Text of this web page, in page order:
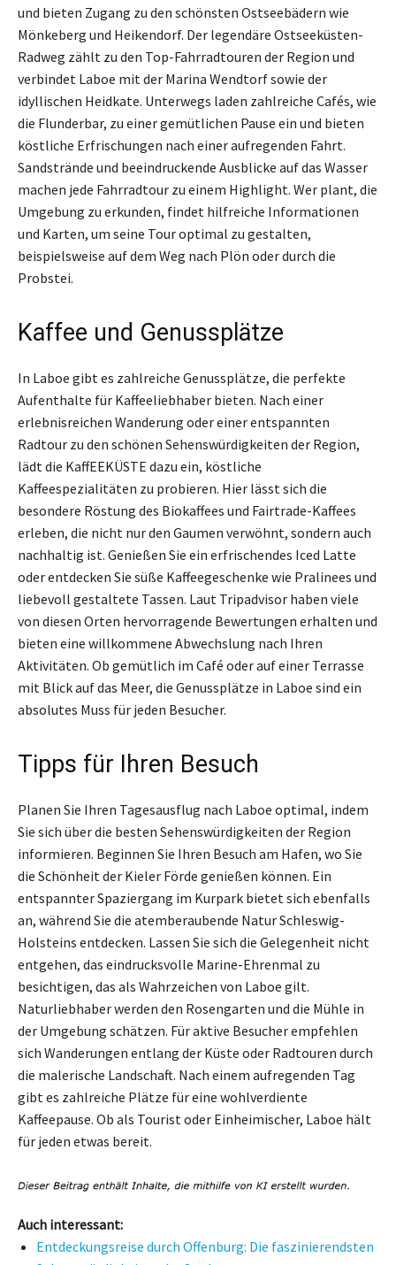
und bieten Zugang zu den schönsten Ostseebädern wie
Mönkeberg und Heikendorf. Der legendäre Ostseeküsten-
Radweg zählt zu den Top-Fahrradtouren der Region und
verbindet Laboe mit der Marina Wendtorf sowie der
idyllischen Heidkate. Unterwegs laden zahlreiche Cafés, wie
die Flunderbar, zu einer gemütlichen Pause ein und bieten
köstliche Erfrischungen nach einer aufregenden Fahrt.
Sandstrände und beeindruckende Ausblicke auf das Wasser
machen jede Fahrradtour zu einem Highlight. Wer plant, die
Umgebung zu erkunden, findet hilfreiche Informationen
und Karten, um seine Tour optimal zu gestalten,
beispielsweise auf dem Weg nach Plön oder durch die
Probstei.
Kaffee und Genussplätze
In Laboe gibt es zahlreiche Genussplätze, die perfekte
Aufenthalte für Kaffeeliebhaber bieten. Nach einer
erlebnisreichen Wanderung oder einer entspannten
Radtour zu den schönen Sehenswürdigkeiten der Region,
lädt die KaffEEKÜSTE dazu ein, köstliche
Kaffeespezialitäten zu probieren. Hier lässt sich die
besondere Röstung des Biokaffees und Fairtrade-Kaffees
erleben, die nicht nur den Gaumen verwöhnt, sondern auch
nachhaltig ist. Genießen Sie ein erfrischendes Iced Latte
oder entdecken Sie süße Kaffeegeschenke wie Pralinees und
liebevoll gestaltete Tassen. Laut Tripadvisor haben viele
von diesen Orten hervorragende Bewertungen erhalten und
bieten eine willkommene Abwechslung nach Ihren
Aktivitäten. Ob gemütlich im Café oder auf einer Terrasse
mit Blick auf das Meer, die Genussplätze in Laboe sind ein
absolutes Muss für jeden Besucher.
Tipps für Ihren Besuch
Planen Sie Ihren Tagesausflug nach Laboe optimal, indem
Sie sich über die besten Sehenswürdigkeiten der Region
informieren. Beginnen Sie Ihren Besuch am Hafen, wo Sie
die Schönheit der Kieler Förde genießen können. Ein
entspannter Spaziergang im Kurpark bietet sich ebenfalls
an, während Sie die atemberaubende Natur Schleswig-
Holsteins entdecken. Lassen Sie sich die Gelegenheit nicht
entgehen, das eindrucksvolle Marine-Ehrenmal zu
besichtigen, das als Wahrzeichen von Laboe gilt.
Naturliebhaber werden den Rosengarten und die Mühle in
der Umgebung schätzen. Für aktive Besucher empfehlen
sich Wanderungen entlang der Küste oder Radtouren durch
die malerische Landschaft. Nach einem aufregenden Tag
gibt es zahlreiche Plätze für eine wohlverdiente
Kaffeepause. Ob als Tourist oder Einheimischer, Laboe hält
für jeden etwas bereit.
Auch interessant:
Entdeckungsreise durch Offenburg: Die faszinierendsten